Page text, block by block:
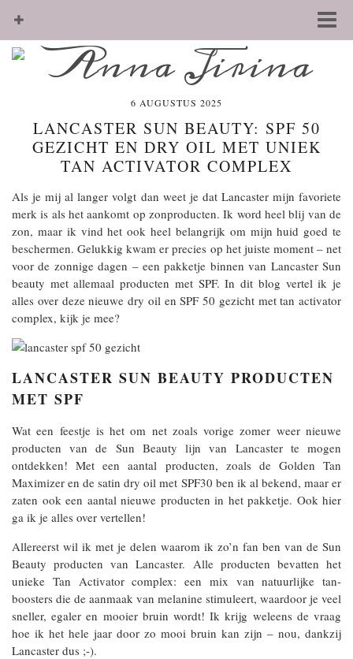
6 AUGUSTUS 2025
LANCASTER SUN BEAUTY: SPF 50
GEZICHT EN DRY OIL MET UNIEK
TAN ACTIVATOR COMPLEX
Als je mij al langer volgt dan weet je dat Lancaster mijn favoriete
merk is als het aankomt op zonproducten. Ik word heel blij van de
zon, maar ik vind het ook heel belangrijk om mijn huid goed te
beschermen. Gelukkig kwam er precies op het juiste moment – net
voor de zonnige dagen – een pakketje binnen van Lancaster Sun
beauty met allemaal producten met SPF. In dit blog vertel ik je
alles over deze nieuwe dry oil en SPF 50 gezicht met tan activator
complex, kijk je mee?
LANCASTER SUN BEAUTY PRODUCTEN
MET SPF
Wat een feestje is het om net zoals vorige zomer weer nieuwe
producten van de Sun Beauty lijn van Lancaster te mogen
ontdekken! Met een aantal producten, zoals de Golden Tan
Maximizer en de satin dry oil met SPF30 ben ik al bekend, maar er
zaten ook een aantal nieuwe producten in het pakketje. Ook hier
ga ik je alles over vertellen!
Allereerst wil ik met je delen waarom ik zo’n fan ben van de Sun
Beauty producten van Lancaster. Alle producten bevatten het
unieke Tan Activator complex: een mix van natuurlijke tan-
boosters die de aanmaak van melanine stimuleert, waardoor je veel
sneller, egaler en mooier bruin wordt! Ik krijg weleens de vraag
hoe ik het hele jaar door zo mooi bruin kan zijn – nou, dankzij
Lancaster dus ;-).